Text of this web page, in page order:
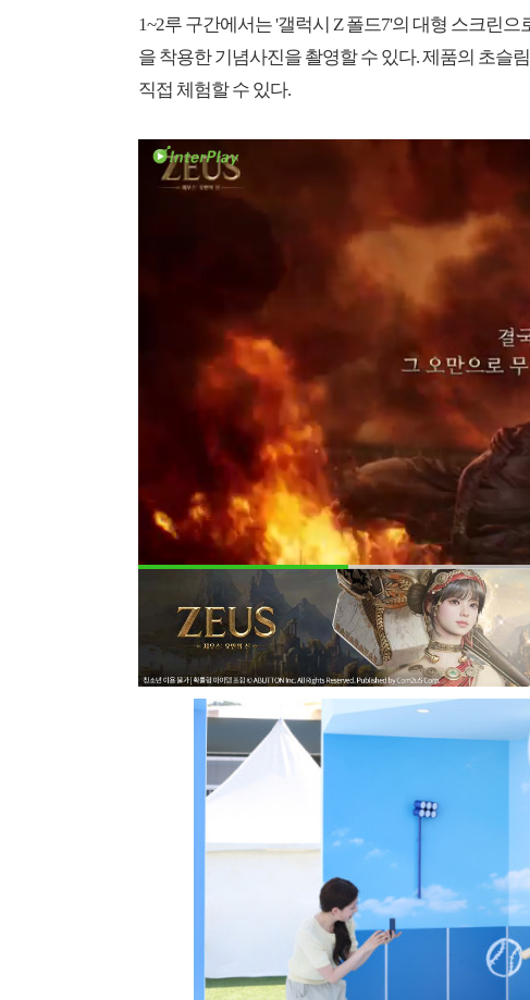
1~2루 구간에서는 '갤럭시 Z 폴드7'의 대형 스크린
을 착용한 기념사진을 촬영할 수 있다. 제품의 초슬
직접 체험할 수 있다.